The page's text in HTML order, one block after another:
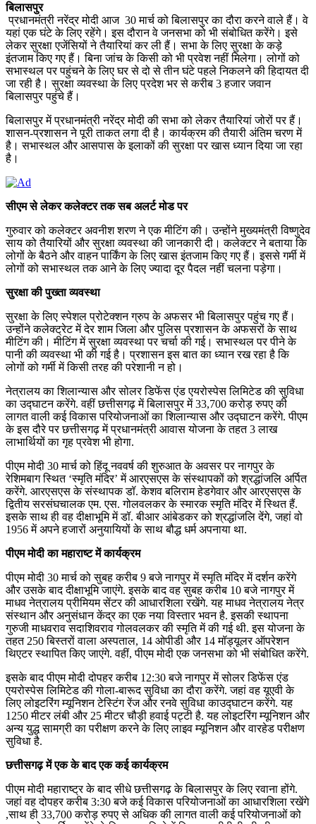
बिलासपुर
प्रधानमंत्री नरेंद्र मोदी आज 30 मार्च को बिलासपुर का दौरा करने वाले हैं। वे
यहां एक घंटे के लिए रहेंगे। इस दौरान वे जनसभा को भी संबोधित करेंगे। इसे
लेकर सुरक्षा एजेंसियों ने तैयारियां कर ली हैं। सभा के लिए सुरक्षा के कड़े
इंतजाम किए गए हैं। बिना जांच के किसी को भी प्रवेश नहीं मिलेगा। लोगों को
सभास्थल पर पहुंचने के लिए घर से दो से तीन घंटे पहले निकलने की हिदायत दी
जा रही है। सुरक्षा व्यवस्था के लिए प्रदेश भर से करीब 3 हजार जवान
बिलासपुर पहुंचे हैं।
बिलासपुर में प्रधानमंत्री नरेंद्र मोदी की सभा को लेकर तैयारियां जोरों पर हैं।
शासन-प्रशासन ने पूरी ताकत लगा दी है। कार्यक्रम की तैयारी अंतिम चरण में
है। सभास्थल और आसपास के इलाकों की सुरक्षा पर खास ध्यान दिया जा रहा
है।
सीएम से लेकर कलेक्टर तक सब अलर्ट मोड पर
गुरुवार को कलेक्टर अवनीश शरण ने एक मीटिंग की। उन्होंने मुख्यमंत्री विष्णुदेव
साय को तैयारियों और सुरक्षा व्यवस्था की जानकारी दी। कलेक्टर ने बताया कि
लोगों के बैठने और वाहन पार्किंग के लिए खास इंतजाम किए गए हैं। इससे गर्मी में
लोगों को सभास्थल तक आने के लिए ज्यादा दूर पैदल नहीं चलना पड़ेगा।
सुरक्षा की पुख्ता व्यवस्था
सुरक्षा के लिए स्पेशल प्रोटेक्शन ग्रुप के अफसर भी बिलासपुर पहुंच गए हैं।
उन्होंने कलेक्ट्रेट में देर शाम जिला और पुलिस प्रशासन के अफसरों के साथ
मीटिंग की। मीटिंग में सुरक्षा व्यवस्था पर चर्चा की गई। सभास्थल पर पीने के
पानी की व्यवस्था भी की गई है। प्रशासन इस बात का ध्यान रख रहा है कि
लोगों को गर्मी में किसी तरह की परेशानी न हो।
नेत्रालय का शिलान्यास और सोलर डिफेंस एंड एयरोस्पेस लिमिटेड की सुविधा
का उद्घाटन करेंगे. वहीं छत्तीसगढ़ में बिलासपुर में 33,700 करोड़ रुपए की
लागत वाली कई विकास परियोजनाओं का शिलान्यास और उद्घाटन करेंगे. पीएम
के इस दौरे पर छत्तीसगढ़ में प्रधानमंत्री आवास योजना के तहत 3 लाख
लाभार्थियों का गृह प्रवेश भी होगा.
पीएम मोदी 30 मार्च को हिंदू नववर्ष की शुरुआत के अवसर पर नागपुर के
रेशिमबाग स्थित ‘स्मृति मंदिर’ में आरएसएस के संस्थापकों को श्रद्धांजलि अर्पित
करेंगे. आरएसएस के संस्थापक डॉ. केशव बलिराम हेडगेवार और आरएसएस के
द्वितीय सरसंघचालक एम. एस. गोलवलकर के स्मारक स्मृति मंदिर में स्थित हैं.
इसके साथ ही वह दीक्षाभूमि में डॉ. बीआर आंबेडकर को श्रद्धांजलि देंगे, जहां वो
1956 में अपने हजारों अनुयायियों के साथ बौद्ध धर्म अपनाया था.
पीएम मोदी का महाराष्ट में कार्यक्रम
पीएम मोदी 30 मार्च को सुबह करीब 9 बजे नागपुर में स्मृति मंदिर में दर्शन करेंगे
और उसके बाद दीक्षाभूमि जाएंगे. इसके बाद वह सुबह करीब 10 बजे नागपुर में
माधव नेत्रालय प्रीमियम सेंटर की आधारशिला रखेंगे. यह माधव नेत्रालय नेत्र
संस्थान और अनुसंधान केंद्र का एक नया विस्तार भवन है. इसकी स्थापना
गुरुजी माधवराव सदाशिवराव गोलवलकर की स्मृति में की गई थी. इस योजना के
तहत 250 बिस्तरों वाला अस्पताल, 14 ओपीडी और 14 मॉड्यूलर ऑपरेशन
थिएटर स्थापित किए जाएंगे. वहीं, पीएम मोदी एक जनसभा को भी संबोधित करेंगे.
इसके बाद पीएम मोदी दोपहर करीब 12:30 बजे नागपुर में सोलर डिफेंस एंड
एयरोस्पेस लिमिटेड की गोला-बारूद सुविधा का दौरा करेंगे. जहां वह यूएवी के
लिए लोइटरिंग म्यूनिशन टेस्टिंग रेंज और रनवे सुविधा काउद्घाटन करेंगे. यह
1250 मीटर लंबी और 25 मीटर चौड़ी हवाई पट्टी है. यह लोइटरिंग म्यूनिशन और
अन्य युद्ध सामग्री का परीक्षण करने के लिए लाइव म्यूनिशन और वारहेड परीक्षण
सुविधा है.
छत्तीसगढ़ में एक के बाद एक कई कार्यक्रम
पीएम मोदी महाराष्ट्र के बाद सीधे छत्तीसगढ़ के बिलासपुर के लिए रवाना होंगे.
जहां वह दोपहर करीब 3:30 बजे कई विकास परियोजनाओं का आधारशिला रखेंगे
,साथ ही 33,700 करोड़ रुपए से अधिक की लागत वाली कई परियोजनाओं को